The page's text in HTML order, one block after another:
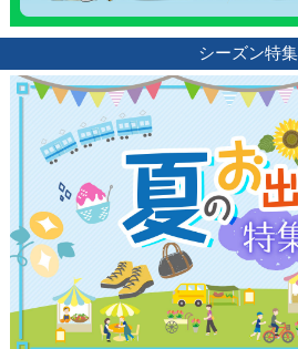
シーズン特集